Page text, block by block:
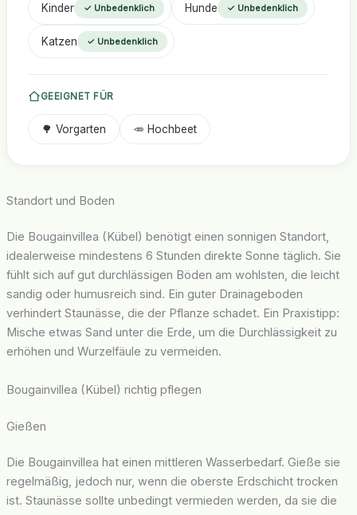
Kinder ✓ Unbedenklich Hunde ✓ Unbedenklich
Katzen ✓ Unbedenklich
GEEIGNET FÜR
🌳 Vorgarten 🥕 Hochbeet
Standort und Boden
Die Bougainvillea (Kübel) benötigt einen sonnigen Standort,
idealerweise mindestens 6 Stunden direkte Sonne täglich. Sie
fühlt sich auf gut durchlässigen Böden am wohlsten, die leicht
sandig oder humusreich sind. Ein guter Drainageboden
verhindert Staunässe, die der Pflanze schadet. Ein Praxistipp:
Mische etwas Sand unter die Erde, um die Durchlässigkeit zu
erhöhen und Wurzelfäule zu vermeiden.
Bougainvillea (Kübel) richtig pflegen
Gießen
Die Bougainvillea hat einen mittleren Wasserbedarf. Gieße sie
regelmäßig, jedoch nur, wenn die oberste Erdschicht trocken
ist. Staunässe sollte unbedingt vermieden werden, da sie die